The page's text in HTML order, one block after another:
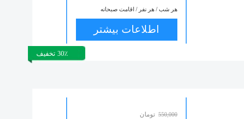
هر شب / هر نفر / اقامت صبحانه
اطلاعات بیشتر
30٪ تخفیف
550,000 تومان